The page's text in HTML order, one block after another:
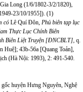
Long (1/6/1802-3/2/1820),
23/10/1955]). (1)
có Lê Quí Đôn, Phủ biên tạp lục
Thực Lục Chính Biên
Biên Liệt Truyện [ĐNCBLT], q.
Huệ]; 43b-56a [Quang Toản],
(Hà Nội: 1993), 2: 491-540.
huyện Hưng Nguyên, Nghệ